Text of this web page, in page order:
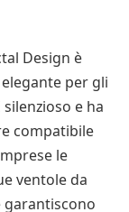
Design è
per gli
e ha
compatibile
le
ventole da
garantiscono